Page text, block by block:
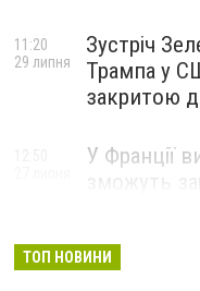
Зустріч
Трампа у
закритою
11:20
29 липня
У Франції
ТОП НОВИНИ